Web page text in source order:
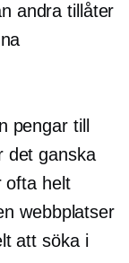
andra tillåter
pengar till
det ganska
ofta helt
webbplatser
att söka i